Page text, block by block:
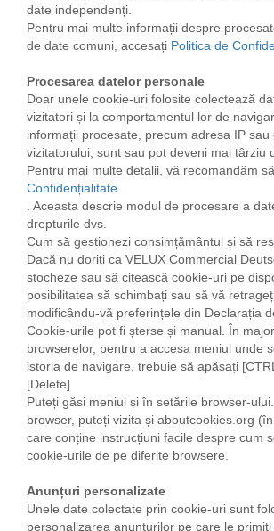
date independenți.
Pentru mai multe informații despre
de date comuni, accesați Politica de
Procesarea datelor personale
Doar unele cookie-uri folosite colectează
vizitatori și la comportamentul lor de
informații procesate, precum adresa IP
vizitatorului, sunt sau pot deveni mai târziu
Pentru mai multe detalii, vă recomandăm
Confidențialitate
. Aceasta descrie modul de procesare a
drepturile dvs.
Cum să gestionezi consimțământul și să
Dacă nu doriți ca VELUX Commercial
stocheze sau să citească cookie-uri pe
posibilitatea să schimbați sau să vă
modificându-vă preferințele din Declarația
Cookie-urile pot fi șterse și manual. În
browserelor, pentru a accesa meniul unde
istoria de navigare, trebuie să apăsați
[Delete]
Puteți găsi meniul și în setările browser-
browser, puteți vizita și aboutcookies.org
care conține instrucțiuni facile despre cum
cookie-urile de pe diferite browsere.
Anunțuri personalizate
Unele date colectate prin cookie-uri sunt
personalizarea anunțurilor pe care le